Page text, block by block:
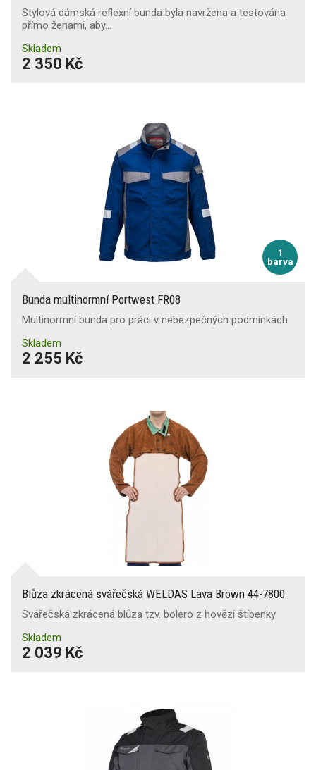
Stylová dámská reflexní bunda byla navržena a testována
přímo ženami, aby…
Skladem
2 350 Kč
1
barva
Bunda multinormní Portwest FR08
Multinormní bunda pro práci v nebezpečných podmínkách
Skladem
2 255 Kč
Blůza zkrácená svářečská WELDAS Lava Brown 44-7800
Svářečská zkrácená blůza tzv. bolero z hovězí štípenky
Skladem
2 039 Kč